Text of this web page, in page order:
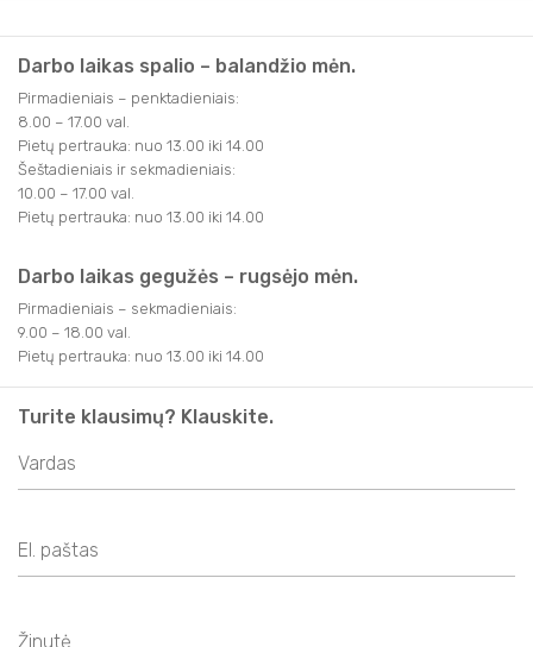
Darbo laikas spalio – balandžio mėn.
Pirmadieniais – penktadieniais:
8.00 – 17.00 val.
Pietų pertrauka: nuo 13.00 iki 14.00
Šeštadieniais ir sekmadieniais:
10.00 – 17.00 val.
Pietų pertrauka: nuo 13.00 iki 14.00
Darbo laikas gegužės – rugsėjo mėn.
Pirmadieniais – sekmadieniais:
9.00 – 18.00 val.
Pietų pertrauka: nuo 13.00 iki 14.00
Turite klausimų? Klauskite.